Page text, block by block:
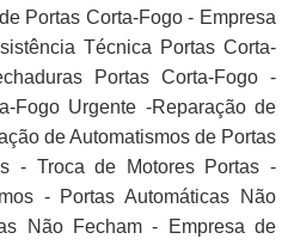
Portas Corta-Fogo - Empresa
Técnica Portas Corta-
Portas Corta-Fogo -
Fogo Urgente -Reparação de
de Automatismos de Portas
- Troca de Motores Portas -
- Portas Automáticas Não
Não Fecham - Empresa de